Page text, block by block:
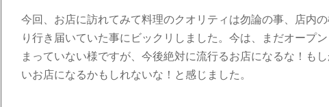
今回、お店に訪れてみて料理のクオリティは勿論の事、店内
り行き届いていた事にビックリしました。今は、まだオープ
まっていない様ですが、今後絶対に流行るお店になるな！も
いお店になるかもしれないな！と感じました。